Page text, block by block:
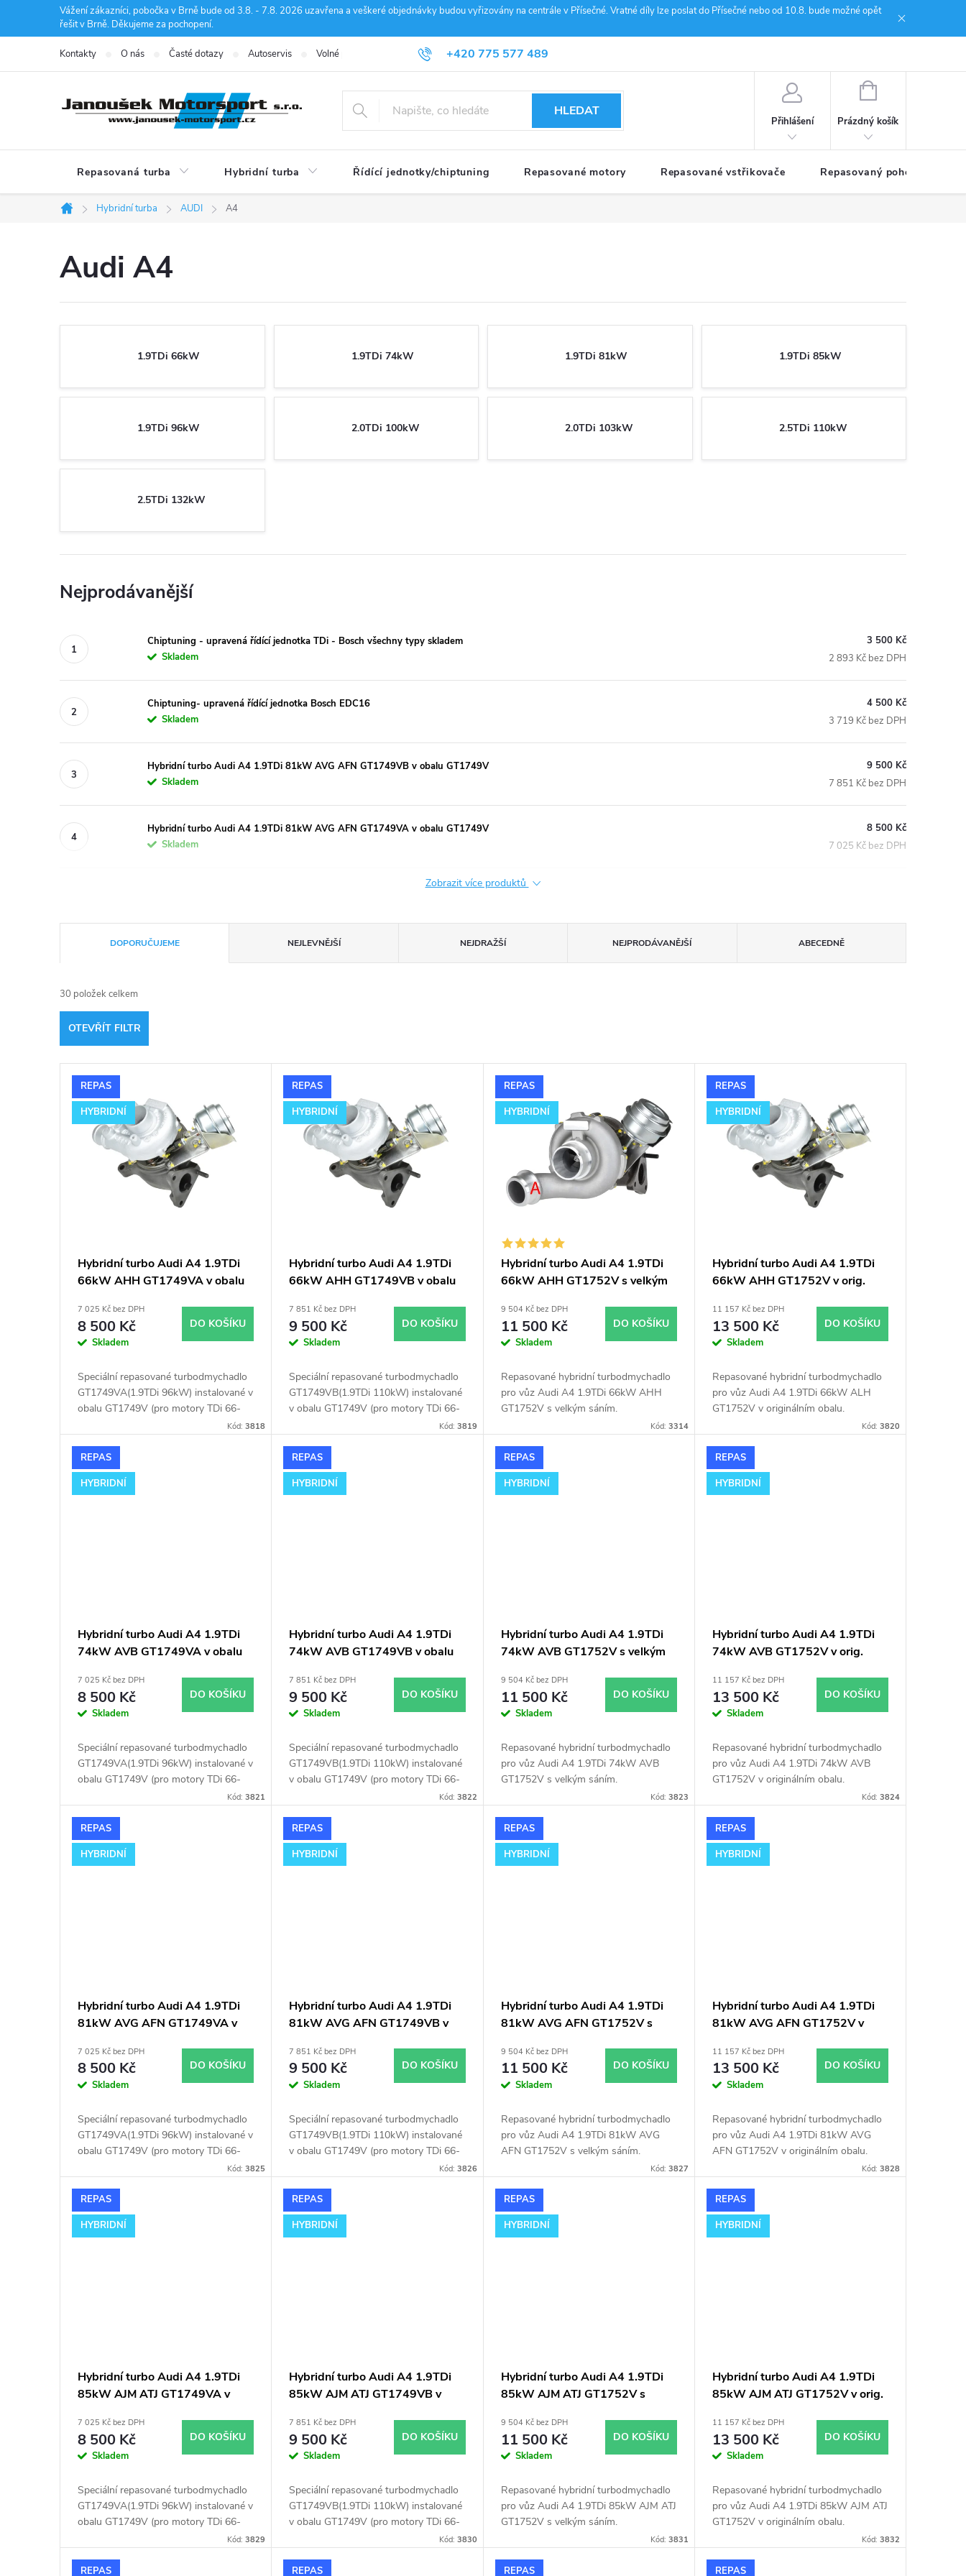
Vážení zákazníci, pobočka v Brně bude od 3.8. - 7.8. 2026 uzavřena a veškeré objednávky budou vyřizovány na centrále v Přísečné. Vratné díly lze poslat do Přísečné nebo od 10.8. bude možné opět
řešit v Brně. Děkujeme za pochopení.
+420 775 577 489
info@janousek-motorsport.cz
Kontakty O nás Časté dotazy Autoservis Volné pozice Obchodní podmínky Reklamace
HLEDAT
Přihlášení
NÁKUPNÍ
Prázdný košík
Repasovaná turba Hybridní turba Řídící jednotky/chiptuning Repasované motory Repasované vstřikovače Repasovaný pohon TDM
Domů
Hybridní turba AUDI A4
Audi A4
1.9TDi 66kW 1.9TDi 74kW 1.9TDi 81kW 1.9TDi 85kW
1.9TDi 96kW 2.0TDi 100kW 2.0TDi 103kW 2.5TDi 110kW
2.5TDi 132kW
Nejprodávanější
Chiptuning - upravená řídící jednotka TDi - Bosch všechny typy skladem
Skladem
3 500 Kč
2 893 Kč bez DPH
Chiptuning- upravená řídící jednotka Bosch EDC16
Skladem
4 500 Kč
3 719 Kč bez DPH
Hybridní turbo Audi A4 1.9TDi 81kW AVG AFN GT1749VB v obalu GT1749V
Skladem
9 500 Kč
7 851 Kč bez DPH
Hybridní turbo Audi A4 1.9TDi 81kW AVG AFN GT1749VA v obalu GT1749V
Skladem
8 500 Kč
7 025 Kč bez DPH
Zobrazit více produktů
a
z
e
n
DOPORUČUJEME NEJLEVNĚJŠÍ NEJDRAŽŠÍ NEJPRODÁVANĚJŠÍ ABECEDNĚ
30 položek celkem
OTEVŘÍT FILTR
V
ý
k
REPAS
HYBRIDNÍ
Hybridní turbo Audi A4 1.9TDi
66kW AHH GT1749VA v obalu
7 025 Kč bez DPH
8 500 Kč
Skladem
DO KOŠÍKU
Speciální repasované turbodmychadlo
GT1749VA(1.9TDi 96kW) instalované v
obalu GT1749V (pro motory TDi 66-
chiptuning. Pro vůz Audi A4 1.9TDi
66kW AHH.
Kód:3818
REPAS
HYBRIDNÍ
Hybridní turbo Audi A4 1.9TDi
66kW AHH GT1749VB v obalu
7 851 Kč bez DPH
9 500 Kč
Skladem
DO KOŠÍKU
Speciální repasované turbodmychadlo
GT1749VB(1.9TDi 110kW) instalované
v obalu GT1749V (pro motory TDi 66-
chiptuning. Pro vůz Audi A4 1.9TDi
66kW AHH.
Kód: 3819
REPAS
HYBRIDNÍ
Hybridní turbo Audi A4 1.9TDi
66kW AHH GT1752V s velkým
9 504 Kč bez DPH
11 500 Kč
Skladem
DO KOŠÍKU
Repasované hybridní turbodmychadlo
pro vůz Audi A4 1.9TDi 66kW AHH
GT1752V s velkým sáním.
Kód: 3314
REPAS
HYBRIDNÍ
Hybridní turbo Audi A4 1.9TDi
66kW AHH GT1752V v orig.
11 157 Kč bez DPH
13 500 Kč
Skladem
DO KOŠÍKU
Repasované hybridní turbodmychadlo
pro vůz Audi A4 1.9TDi 66kW ALH
GT1752V v originálním obalu.
Kód: 3820
REPAS
HYBRIDNÍ
Hybridní turbo Audi A4 1.9TDi
74kW AVB GT1749VA v obalu
7 025 Kč bez DPH
8 500 Kč
Skladem
DO KOŠÍKU
Speciální repasované turbodmychadlo
GT1749VA(1.9TDi 96kW) instalované v
obalu GT1749V (pro motory TDi 66-
chiptuning. Pro vůz Audi A4 1.9TDi
74kW AVB.
Kód:3821
REPAS
HYBRIDNÍ
Hybridní turbo Audi A4 1.9TDi
74kW AVB GT1749VB v obalu
7 851 Kč bez DPH
9 500 Kč
Skladem
DO KOŠÍKU
Speciální repasované turbodmychadlo
GT1749VB(1.9TDi 110kW) instalované
v obalu GT1749V (pro motory TDi 66-
chiptuning. Pro vůz Audi A4 1.9TDi
74kW AVB.
Kód: 3822
REPAS
HYBRIDNÍ
Hybridní turbo Audi A4 1.9TDi
74kW AVB GT1752V s velkým
9 504 Kč bez DPH
11 500 Kč
Skladem
DO KOŠÍKU
Repasované hybridní turbodmychadlo
pro vůz Audi A4 1.9TDi 74kW AVB
GT1752V s velkým sáním.
Kód: 3823
REPAS
HYBRIDNÍ
Hybridní turbo Audi A4 1.9TDi
74kW AVB GT1752V v orig.
11 157 Kč bez DPH
13 500 Kč
Skladem
DO KOŠÍKU
Repasované hybridní turbodmychadlo
pro vůz Audi A4 1.9TDi 74kW AVB
GT1752V v originálním obalu.
Kód: 3824
REPAS
HYBRIDNÍ
Hybridní turbo Audi A4 1.9TDi
81kW AVG AFN GT1749VA v
7 025 Kč bez DPH
8 500 Kč
Skladem
DO KOŠÍKU
Speciální repasované turbodmychadlo
GT1749VA(1.9TDi 96kW) instalované v
obalu GT1749V (pro motory TDi 66-
chiptuning. Pro vůz Audi A4 1.9TDi
81kW AVG AFN.
Kód:3825
REPAS
HYBRIDNÍ
Hybridní turbo Audi A4 1.9TDi
81kW AVG AFN GT1749VB v
7 851 Kč bez DPH
9 500 Kč
Skladem
DO KOŠÍKU
Speciální repasované turbodmychadlo
GT1749VB(1.9TDi 110kW) instalované
v obalu GT1749V (pro motory TDi 66-
chiptuning. Pro vůz Audi A4 1.9TDi
81kW AVG AFN.
Kód: 3826
REPAS
HYBRIDNÍ
Hybridní turbo Audi A4 1.9TDi
81kW AVG AFN GT1752V s
9 504 Kč bez DPH
11 500 Kč
Skladem
DO KOŠÍKU
Repasované hybridní turbodmychadlo
pro vůz Audi A4 1.9TDi 81kW AVG
AFN GT1752V s velkým sáním.
Kód: 3827
REPAS
HYBRIDNÍ
Hybridní turbo Audi A4 1.9TDi
81kW AVG AFN GT1752V v
11 157 Kč bez DPH
13 500 Kč
Skladem
DO KOŠÍKU
Repasované hybridní turbodmychadlo
pro vůz Audi A4 1.9TDi 81kW AVG
AFN GT1752V v originálním obalu.
Kód: 3828
REPAS
HYBRIDNÍ
Hybridní turbo Audi A4 1.9TDi
85kW AJM ATJ GT1749VA v
7 025 Kč bez DPH
8 500 Kč
Skladem
DO KOŠÍKU
Speciální repasované turbodmychadlo
GT1749VA(1.9TDi 96kW) instalované v
obalu GT1749V (pro motory TDi 66-
chiptuning. Pro vůz Audi A4 1.9TDi
Kód:3829
REPAS
HYBRIDNÍ
Hybridní turbo Audi A4 1.9TDi
85kW AJM ATJ GT1749VB v
7 851 Kč bez DPH
9 500 Kč
Skladem
DO KOŠÍKU
Speciální repasované turbodmychadlo
GT1749VB(1.9TDi 110kW) instalované
v obalu GT1749V (pro motory TDi 66-
chiptuning. Pro vůz Audi A4 1.9TDi
Kód: 3830
REPAS
HYBRIDNÍ
Hybridní turbo Audi A4 1.9TDi
85kW AJM ATJ GT1752V s
9 504 Kč bez DPH
11 500 Kč
Skladem
DO KOŠÍKU
Repasované hybridní turbodmychadlo
pro vůz Audi A4 1.9TDi 85kW AJM ATJ
GT1752V s velkým sáním.
Kód: 3831
REPAS
HYBRIDNÍ
Hybridní turbo Audi A4 1.9TDi
85kW AJM ATJ GT1752V v orig.
11 157 Kč bez DPH
13 500 Kč
Skladem
DO KOŠÍKU
Repasované hybridní turbodmychadlo
pro vůz Audi A4 1.9TDi 85kW AJM ATJ
GT1752V v originálním obalu.
Kód: 3832
REPAS REPAS REPAS REPAS